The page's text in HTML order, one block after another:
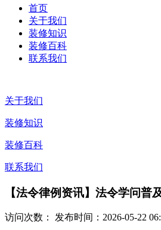
首页
关于我们
装修知识
装修百科
联系我们
关于我们
装修知识
装修百科
联系我们
【法令律例资讯】法令学问普
访问次数： 发布时间：2026-05-22